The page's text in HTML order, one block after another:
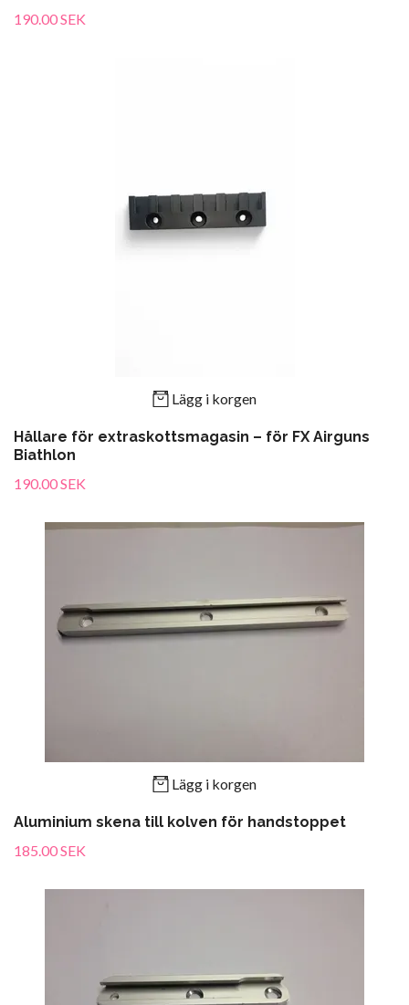
190.00 SEK
Lägg i korgen
Hållare för extraskottsmagasin – för FX Airguns
Biathlon
190.00 SEK
Lägg i korgen
Aluminium skena till kolven för handstoppet
185.00 SEK